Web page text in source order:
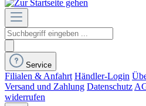
Service
Filialen & Anfahrt Händler-Login
Versand und Zahlung Datenschutz
widerrufen